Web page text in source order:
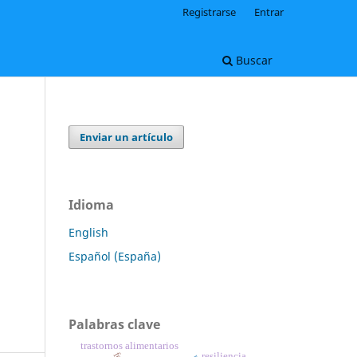
Buscar
Registrarse Entrar
Enviar un artículo
Idioma
English
Español (España)
Palabras clave
trastornos alimentarios